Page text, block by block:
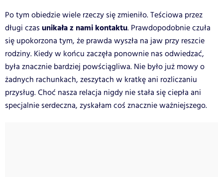
Po tym obiedzie wiele rzeczy się zmieniło. Teściowa przez
długi czas unikała z nami kontaktu. Prawdopodobnie czuła
się upokorzona tym, że prawda wyszła na jaw przy reszcie
rodziny. Kiedy w końcu zaczęła ponownie nas odwiedzać,
była znacznie bardziej powściągliwa. Nie było już mowy o
żadnych rachunkach, zeszytach w kratkę ani rozliczaniu
przysług. Choć nasza relacja nigdy nie stała się ciepła ani
specjalnie serdeczna, zyskałam coś znacznie ważniejszego.